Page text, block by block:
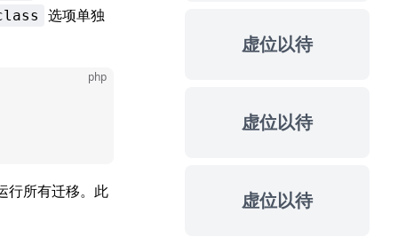
虚位以待
虚位以待
虚位以待
选项单独
php
行所有迁移。此